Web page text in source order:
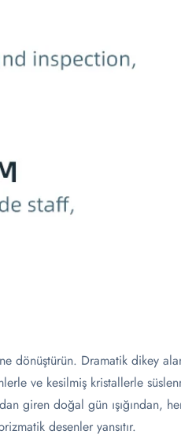
dönüştürün. Dramatik dikey
ve kesilmiş kristallerle
giren doğal gün ışığından,
desenler yansıtır.